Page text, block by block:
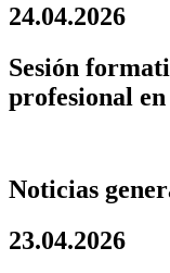
24.04.2026
Sesión
profesional
Noticias
23.04.2026